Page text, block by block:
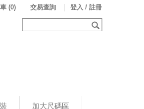
加大尺碼區
(0) 交易查詢 登入 / 註冊